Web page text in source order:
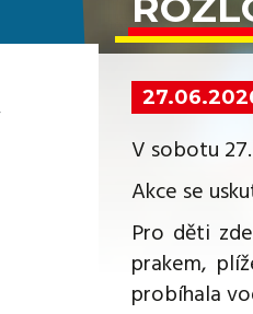
V sobotu
Akce se
Pro děti
prakem,
probíhala